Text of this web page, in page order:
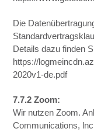
Die
Details dazu finden
https://
2020v1-de.pdf
7.7.2 Zoom:
Wir nutzen Zoom.
Communications,